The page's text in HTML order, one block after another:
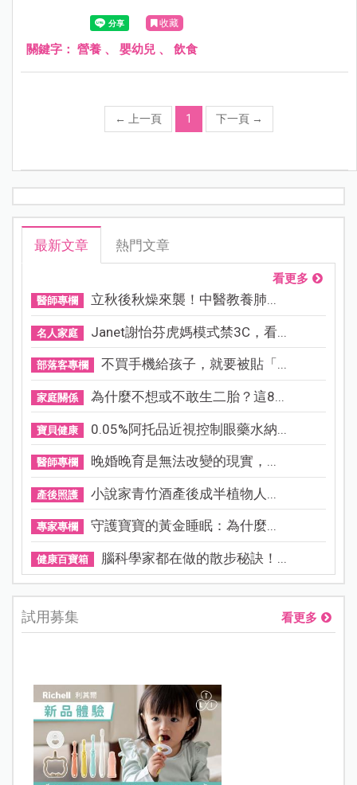
收藏
關鍵字： 營養 、 嬰幼兒 、 飲食
← 上一頁 1 下一頁 →
最新文章 熱門文章
看更多
醫師專欄 立秋後秋燥來襲！中醫教養肺...
名人家庭 Janet謝怡芬虎媽模式禁3C，看...
部落客專欄 不買手機給孩子，就要被貼「...
家庭關係 為什麼不想或不敢生二胎？這8...
寶貝健康 0.05%阿托品近視控制眼藥水納...
醫師專欄 晚婚晚育是無法改變的現實，...
產後照護 小說家青竹酒產後成半植物人...
專家專欄 守護寶寶的黃金睡眠：為什麼...
健康百寶箱 腦科學家都在做的散步秘訣！...
試用募集 看更多